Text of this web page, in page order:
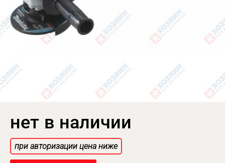
нет в наличии
при авторизации цена ниже